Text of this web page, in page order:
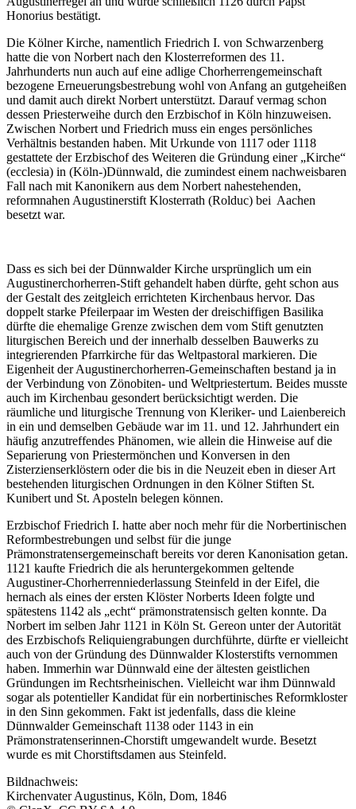
Honorius bestätigt.
Die Kölner Kirche, namentlich Friedrich I. von Schwarzenberg
hatte die von Norbert nach den Klosterreformen des 11.
Jahrhunderts nun auch auf eine adlige Chorherrengemeinschaft
bezogene Erneuerungsbestrebung wohl von Anfang an gutgeheißen
und damit auch direkt Norbert unterstützt. Darauf vermag schon
dessen Priesterweihe durch den Erzbischof in Köln hinzuweisen.
Zwischen Norbert und Friedrich muss ein enges persönliches
Verhältnis bestanden haben. Mit Urkunde von 1117 oder 1118
gestattete der Erzbischof des Weiteren die Gründung einer „Kirche“
(ecclesia) in (Köln-)Dünnwald, die zumindest einem nachweisbaren
Fall nach mit Kanonikern aus dem Norbert nahestehenden,
reformnahen Augustinerstift Klosterrath (Rolduc) bei Aachen
besetzt war.
Dass es sich bei der Dünnwalder Kirche ursprünglich um ein
Augustinerchorherren-Stift gehandelt haben dürfte, geht schon aus
der Gestalt des zeitgleich errichteten Kirchenbaus hervor. Das
doppelt starke Pfeilerpaar im Westen der dreischiffigen Basilika
dürfte die ehemalige Grenze zwischen dem vom Stift genutzten
liturgischen Bereich und der innerhalb desselben Bauwerks zu
integrierenden Pfarrkirche für das Weltpastoral markieren. Die
Eigenheit der Augustinerchorherren-Gemeinschaften bestand ja in
der Verbindung von Zönobiten- und Weltpriestertum. Beides musste
auch im Kirchenbau gesondert berücksichtigt werden. Die
räumliche und liturgische Trennung von Kleriker- und Laienbereich
in ein und demselben Gebäude war im 11. und 12. Jahrhundert ein
häufig anzutreffendes Phänomen, wie allein die Hinweise auf die
Separierung von Priestermönchen und Konversen in den
Zisterzienserklöstern oder die bis in die Neuzeit eben in dieser Art
bestehenden liturgischen Ordnungen in den Kölner Stiften St.
Kunibert und St. Aposteln belegen können.
Erzbischof Friedrich I. hatte aber noch mehr für die Norbertinischen
Reformbestrebungen und selbst für die junge
Prämonstratensergemeinschaft bereits vor deren Kanonisation getan.
1121 kaufte Friedrich die als heruntergekommen geltende
Augustiner-Chorherrenniederlassung Steinfeld in der Eifel, die
hernach als eines der ersten Klöster Norberts Ideen folgte und
spätestens 1142 als „echt“ prämonstratensisch gelten konnte. Da
Norbert im selben Jahr 1121 in Köln St. Gereon unter der Autorität
des Erzbischofs Reliquiengrabungen durchführte, dürfte er vielleicht
auch von der Gründung des Dünnwalder Klosterstifts vernommen
haben. Immerhin war Dünnwald eine der ältesten geistlichen
Gründungen im Rechtsrheinischen. Vielleicht war ihm Dünnwald
sogar als potentieller Kandidat für ein norbertinisches Reformkloster
in den Sinn gekommen. Fakt ist jedenfalls, dass die kleine
Dünnwalder Gemeinschaft 1138 oder 1143 in ein
Prämonstratenserinnen-Chorstift umgewandelt wurde. Besetzt
wurde es mit Chorstiftsdamen aus Steinfeld.
Bildnachweis:
Kirchenvater Augustinus, Köln, Dom, 1846